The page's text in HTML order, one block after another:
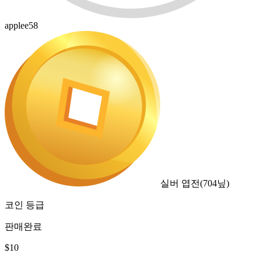
applee58
실버 엽전(704닢)
코인 등급
판매완료
$10